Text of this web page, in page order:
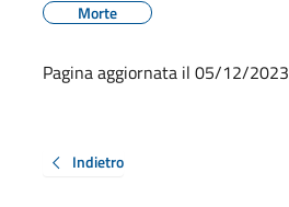
Morte
Pagina aggiornata il 05/12/2023
Indietro